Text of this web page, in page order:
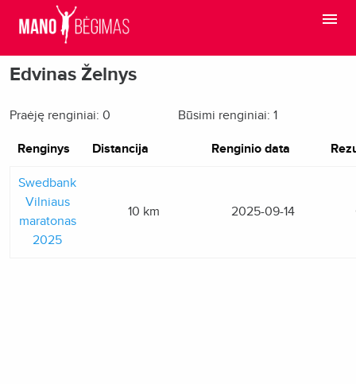
Edvinas Želnys
Praėję renginiai: 0 Būsimi renginiai: 1
Renginys Distancija Renginio data
Swedbank
Vilniaus
maratonas
2025
10 km 2025-09-14